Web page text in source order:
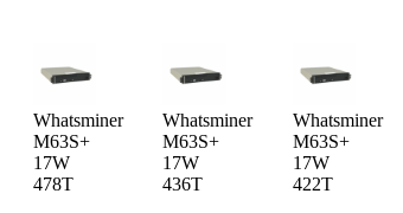
Whatsminer
M63S+
17W
478T
Whatsminer
M63S+
17W
436T
Whatsminer
M63S+
17W
422T